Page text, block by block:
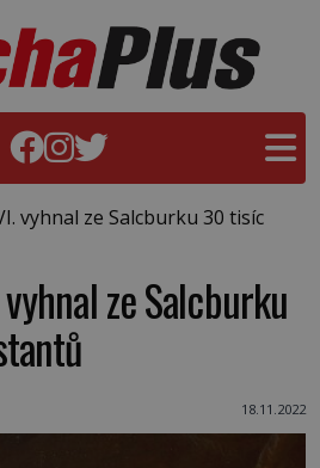
vyhnal ze Salcburku 30 tisíc
ze Salcburku
18.11.2022